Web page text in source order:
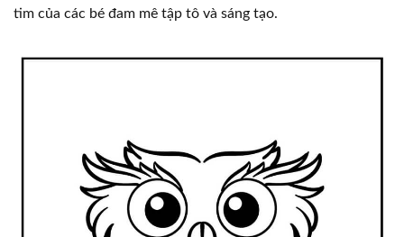
tim của các bé đam mê tập tô và sáng tạo.